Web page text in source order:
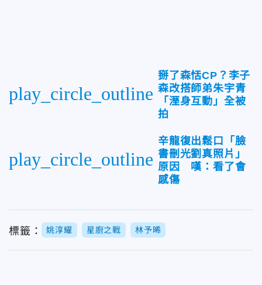
play_circle_outline
掰了森恬CP？李子
森改搭師弟朱宇青
「溼身互動」全被
拍
play_circle_outline
辛龍復出鬆口「臉
書刪光劉真照片」
原因 嘆：看了會
感傷
標籤： 姚淳耀 星廚之戰 林予晞